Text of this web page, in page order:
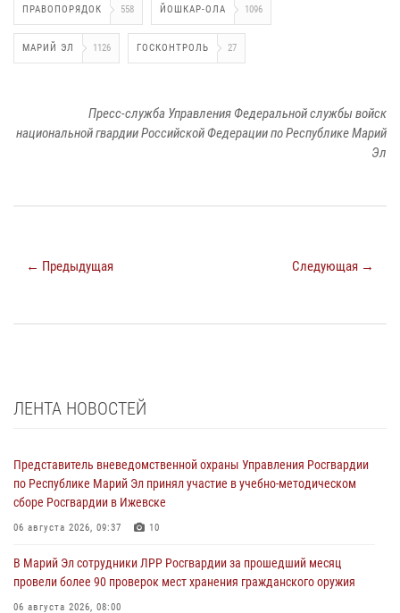
ПРАВОПОРЯДОК 558 ЙОШКАР-ОЛА 1096
МАРИЙ ЭЛ 1126 ГОСКОНТРОЛЬ 27
Пресс-служба Управления Федеральной службы войск
национальной гвардии Российской Федерации по Республике Марий
Эл
← Предыдущая Следующая →
ЛЕНТА НОВОСТЕЙ
Представитель вневедомственной охраны Управления Росгвардии
по Республике Марий Эл принял участие в учебно-методическом
сборе Росгвардии в Ижевске
06 августа 2026, 09:37 10
В Марий Эл сотрудники ЛРР Росгвардии за прошедший месяц
провели более 90 проверок мест хранения гражданского оружия
06 августа 2026, 08:00